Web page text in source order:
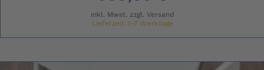
inkl. Mwst. zzgl. Versand
Lieferzeit 3-7 Werktage